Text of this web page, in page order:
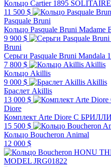
Кольцо Cartier 1895
11 500 $
Pasquale Bruni
Кольцо Pasquale Bruni Madame
9 900 $
Bruni
Серьги Pasquale
7 800 $
Akillis
Кольцо Akillis
9 000 $
Akillis
Браслет Akillis
13 000 $
Diore
Комплект Arte
15 500 $
Кольцо Boucheron Animal
12 000 $